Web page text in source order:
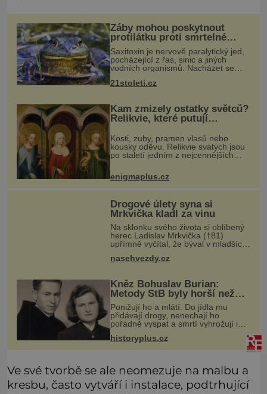
Žáby mohou poskytnout
protilátku proti smrtelné
otravě měkkýši
Saxitoxin je nervově paralytický jed,
pocházející z řas, sinic a jiných
vodních organismů. Nacházet se
mlžích, jako jsou ústřice nebo slávky.
21stoleti.cz
Kam zmizely ostatky světců?
Relikvie, které putují
Kosti, zuby, pramen vlasů nebo
kousky oděvu. Relikvie svatých jsou
po staletí jedním z nejcennějších
Některé mají pečlivě doloženou
historii, jiné provází záhady, krádeže
enigmaplus.cz
Drogové úlety syna si
Mrkvička kladl za vinu
Na sklonku svého života si oblíbený
herec Ladislav Mrkvička (†81)
upřímně vyčítal, že býval v mladších
něm vyvolával hlavně velmi
nasehvezdy.cz
Kněz Bohuslav Burian:
Metody StB byly horší než
gestapácké trýznění
Ponižují ho a mlátí. Do jídla mu
přidávají drogy, nenechají ho
pořádně vyspat a smrtí vyhrožují i
jeho nejbližším. Burian kruté týrání
nevydrží a estébákům podepíše
všechno, co po něm chtějí. Svým
historyplus.cz
Ve své tvorbě se ale neomezuje na malbu a
kresbu, často vytváří i instalace, podtrhující